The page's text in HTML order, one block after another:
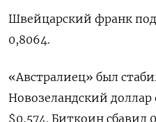
Швейцарский франк
‌0,8064.
«Австралиец» был
Новозеландский доллар
$0,574. Биткоин сбавил